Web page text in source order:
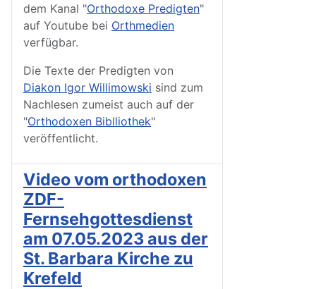
dem Kanal "Orthodoxe Predigten"
auf Youtube bei Orthmedien
verfügbar.
Die Texte der Predigten von
Diakon Igor Willimowski sind zum
Nachlesen zumeist auch auf der
"Orthodoxen Biblliothek"
veröffentlicht.
Video vom orthodoxen
ZDF-
Fernsehgottesdienst
am 07.05.2023 aus der
St. Barbara Kirche zu
Krefeld